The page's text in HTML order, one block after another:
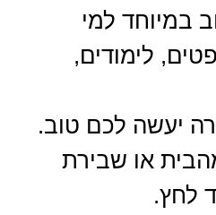
במיוחד למי
לימודים,
יעשה לכם טוב.
או שבירת
לחץ.